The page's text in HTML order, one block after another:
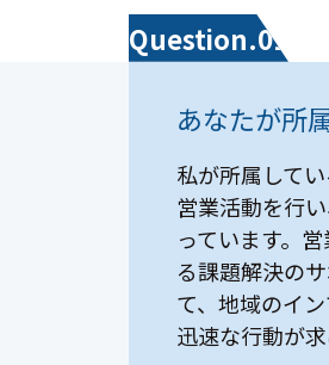
Question.01
あなたが所
私が所属して
営業活動を行
っています。
る課題解決の
て、地域のイ
迅速な行動が